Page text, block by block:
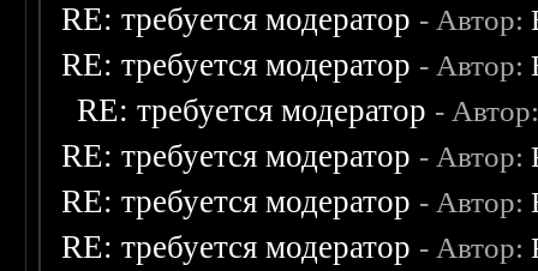
RE: требуется модератор - Автор:
RE: требуется модератор - Автор:
RE: требуется модератор -
RE: требуется модератор - Автор:
RE: требуется модератор - Автор:
RE: требуется модератор - Автор: